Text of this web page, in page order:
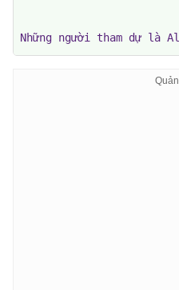
Những người tham dự là